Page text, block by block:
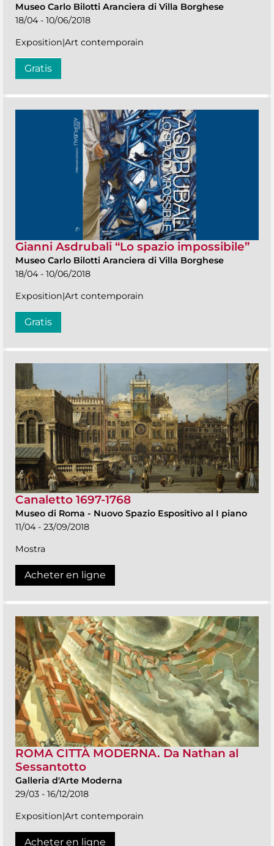
Museo Carlo Bilotti Aranciera di Villa Borghese
18/04 - 10/06/2018
Exposition|Art contemporain
Gratis
Gianni Asdrubali “Lo spazio impossibile”
Museo Carlo Bilotti Aranciera di Villa Borghese
18/04 - 10/06/2018
Exposition|Art contemporain
Gratis
Canaletto 1697-1768
Museo di Roma - Nuovo Spazio Espositivo al I piano
11/04 - 23/09/2018
Mostra
Acheter en ligne
ROMA CITTÀ MODERNA. Da Nathan al
Sessantotto
Galleria d'Arte Moderna
29/03 - 16/12/2018
Exposition|Art contemporain
Acheter en ligne